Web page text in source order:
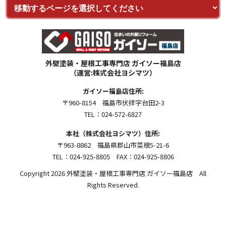
外壁塗装・屋根工事専門店 ガイソー福島店
（運営:株式会社ヨシマツ）
ガイソー福島店住所:
〒960-8154 福島市伏拝字台田2-3
TEL：024-572-6827
本社（株式会社ヨシマツ）住所:
〒963-8862 福島県郡山市菜根5-21-6
TEL：024-925-8805 FAX：024-925-8806
Copyright 2026 外壁塗装・屋根工事専門店 ガイソー福島店 All
Rights Reserved.